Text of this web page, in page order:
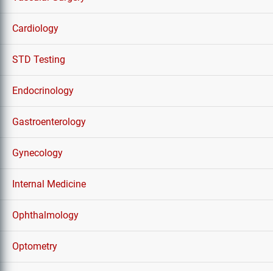
Cardiology
STD Testing
Endocrinology
Gastroenterology
Gynecology
Internal Medicine
Ophthalmology
Optometry